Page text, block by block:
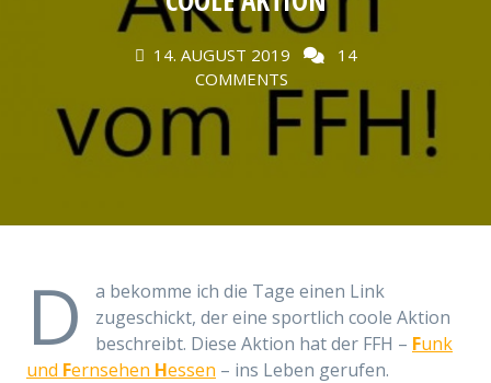
14. AUGUST 2019
14
COMMENTS
D
a bekomme ich die Tage einen Link
zugeschickt, der eine sportlich coole Aktion
beschreibt. Diese Aktion hat der FFH – Funk
und Fernsehen Hessen – ins Leben gerufen.